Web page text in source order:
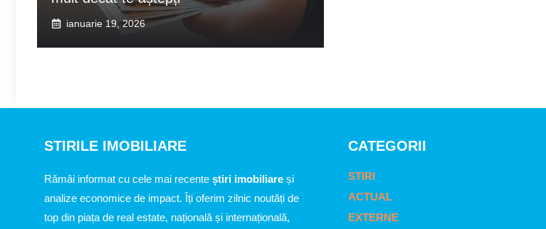
ianuarie 19, 2026
STIRILE IMOBILIARE
Rămâi informat cu cele mai recente știri imobiliare și
analize economice de impact. Îți oferim zilnic noutăți de
top din piața de real estate, națională și internațională,
CATEGORII
STIRI
ACTUAL
EXTERNE